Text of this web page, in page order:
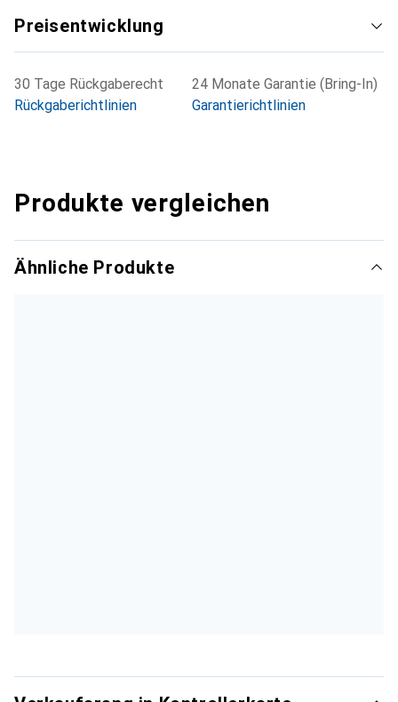
Preisentwicklung
30 Tage Rückgaberecht
Rückgaberichtlinien
24 Monate Garantie (Bring-In)
Garantierichtlinien
Produkte vergleichen
Ähnliche Produkte